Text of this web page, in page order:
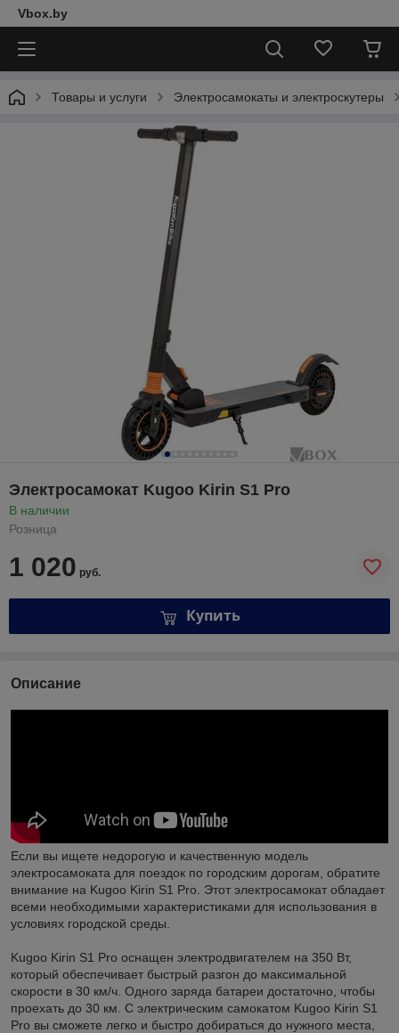
Vbox.by
Товары и услуги Электросамокаты и электроскутеры
Электросамокат Kugoo Kirin S1 Pro
В наличии
Розница
1 020 руб.
Купить
Описание
Если вы ищете недорогую и качественную модель
электросамоката для поездок по городским дорогам, обратите
внимание на Kugoo Kirin S1 Pro. Этот электросамокат обладает
всеми необходимыми характеристиками для использования в
условиях городской среды.
Kugoo Kirin S1 Pro оснащен электродвигателем на 350 Вт,
который обеспечивает быстрый разгон до максимальной
скорости в 30 км/ч. Одного заряда батареи достаточно, чтобы
проехать до 30 км. С электрическим самокатом Kugoo Kirin S1
Pro вы сможете легко и быстро добираться до нужного места,